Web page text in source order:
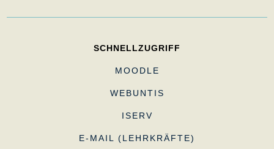
SCHNELLZUGRIFF
MOODLE
WEBUNTIS
ISERV
E-MAIL (LEHRKRÄFTE)